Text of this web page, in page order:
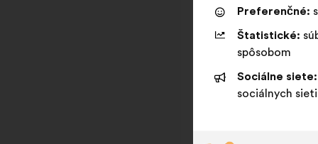
Preferenčné:
Štatistické:
spôsobom
Sociálne siete:
sociálnych sieti